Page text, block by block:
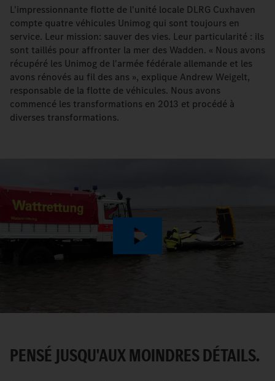
L'impressionnante flotte de l'unité locale DLRG Cuxhaven
compte quatre véhicules Unimog qui sont toujours en
service. Leur mission: sauver des vies. Leur particularité : ils
sont taillés pour affronter la mer des Wadden. « Nous avons
récupéré les Unimog de l'armée fédérale allemande et les
avons rénovés au fil des ans », explique Andrew Weigelt,
responsable de la flotte de véhicules. Nous avons
commencé les transformations en 2013 et procédé à
diverses transformations.
Play
PENSÉ JUSQU'AUX MOINDRES DÉTAILS.